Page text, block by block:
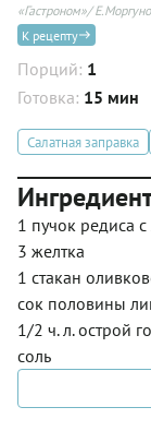
«Гастроном»/
К рецепту
Порций: 1
Готовка: 15 мин
Салатная заправка
1 пучок редиса с
3 желтка
1 стакан
сок половины
1/2 ч. л. острой
соль